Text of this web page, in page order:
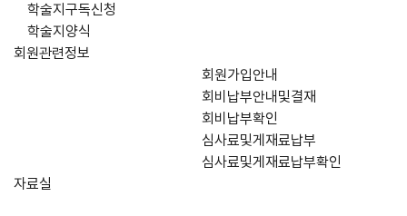
학술지구독신청
학술지양식
회원관련정보
회원가입안내
회비납부안내및결재
회비납부확인
심사료및게재료납부
심사료및게재료납부확인
자료실